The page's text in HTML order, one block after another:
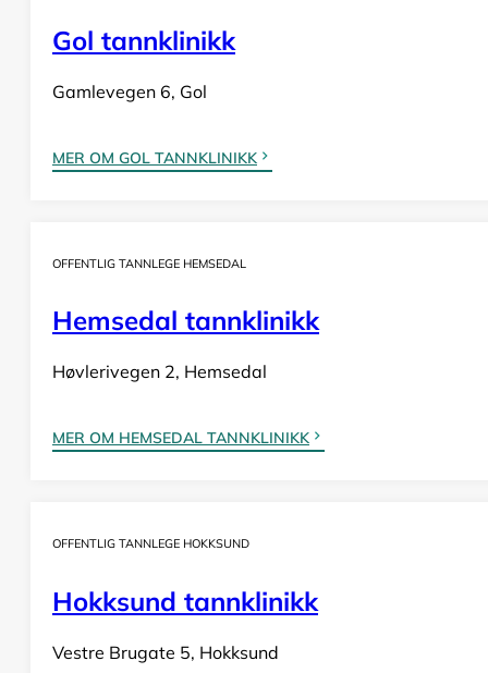
Gol tannklinikk
Gamlevegen 6, Gol
MER OM GOL TANNKLINIKK
OFFENTLIG TANNLEGE HEMSEDAL
Hemsedal tannklinikk
Høvlerivegen 2, Hemsedal
MER OM HEMSEDAL TANNKLINIKK
OFFENTLIG TANNLEGE HOKKSUND
Hokksund tannklinikk
Vestre Brugate 5, Hokksund